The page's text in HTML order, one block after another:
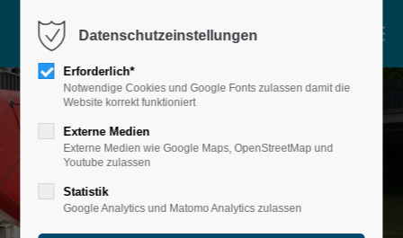
Datenschutzeinstellungen
Erforderlich*
Notwendige Cookies und Google Fonts zulassen damit die
Website korrekt funktioniert
Externe Medien
Externe Medien wie Google Maps, OpenStreetMap und
Youtube zulassen
Statistik
Google Analytics und Matomo Analytics zulassen
Motorboot
Verleih
Touren
Gruppenangebote
DOCK 20
Über Uns